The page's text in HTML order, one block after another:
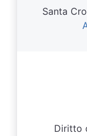
Santa
Diritto